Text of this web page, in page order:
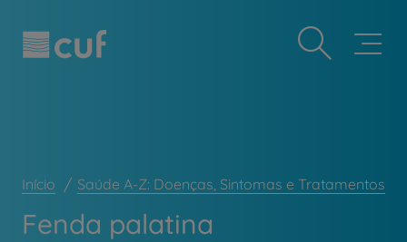
este
inclui
para
conteúdo
Prevenção e bem-estar
Grandes Áreas da Saúde
Clientes e acompanhantes
CUF Academic Center
Início Saúde A-Z: Doenças, Sintomas e Tratamentos
Fenda palatina